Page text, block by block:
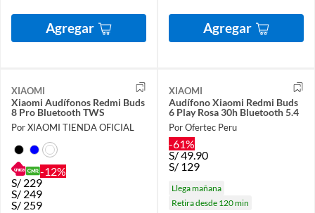
Agregar Agregar
XIAOMI
Xiaomi Audífonos Redmi Buds
8 Pro Bluetooth TWS
Por XIAOMI TIENDA OFICIAL
-12%
S/ 229
S/ 249
S/ 259
XIAOMI
Audífono Xiaomi Redmi Buds
6 Play Rosa 30h Bluetooth 5.4
Por Ofertec Peru
-61%
S/49.90
S/ 129
Llega mañana
Retira desde 120 min